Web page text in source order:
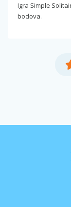
Igra Simple
bodova.